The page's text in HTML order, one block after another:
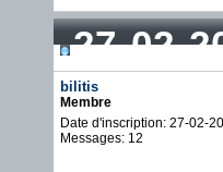
27-02-
bilitis
Membre
Date d'inscription: 27-02-
Messages: 12